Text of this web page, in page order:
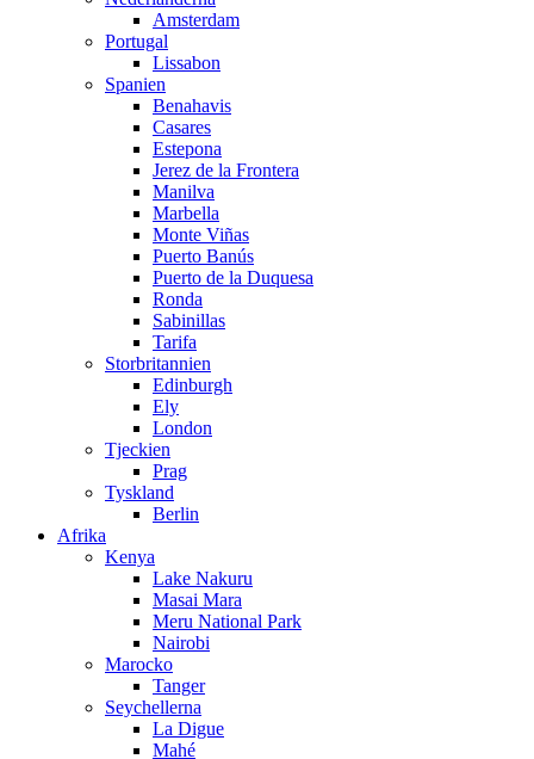
Amsterdam
Portugal
Lissabon
Spanien
Benahavis
Casares
Estepona
Jerez de la Frontera
Manilva
Marbella
Monte Viñas
Puerto Banús
Puerto de la Duquesa
Ronda
Sabinillas
Tarifa
Storbritannien
Edinburgh
Ely
London
Tjeckien
Prag
Tyskland
Berlin
Afrika
Kenya
Lake Nakuru
Masai Mara
Meru National Park
Nairobi
Marocko
Tanger
Seychellerna
La Digue
Mahé